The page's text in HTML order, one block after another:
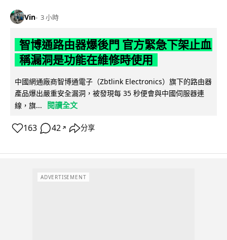
Vin 3 小時
智博通路由器爆後門 官方緊急下架止血
稱漏洞是功能在維修時使用
中國網通廠商智博通電子（Zbtlink Electronics）旗下的路由器
產品爆出嚴重安全漏洞，被發現每 35 秒便會與中國伺服器連
線，旗...
閱讀全文
163 42 ↗ 分享
ADVERTISEMENT